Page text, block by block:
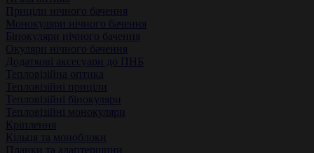
Приціли нічного бачення
Монокуляри нічного бачення
Бінокуляри нічного бачення
Окуляри нічного бачення
Додаткові аксесуари до ПНБ
Тепловізійна оптика
Тепловізійні приціли
Тепловізійні бінокуляри
Тепловізійні монокуляри
Кріплення
Кільця та моноблоки
Планки та адаптершини